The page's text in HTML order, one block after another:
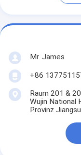
Mr. James
+86
Raum 201 &
Wujin National
Provinz